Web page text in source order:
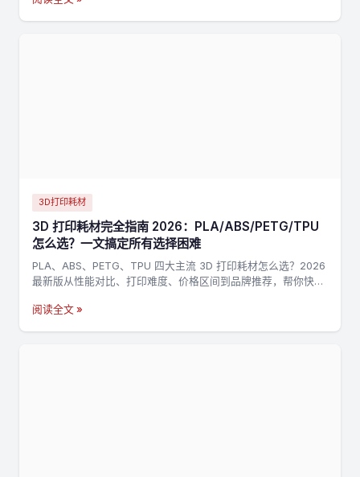
3D打印耗材
3D 打印耗材完全指南 2026：PLA/ABS/PETG/TPU
怎么选？一文搞定所有选择困难
PLA、ABS、PETG、TPU 四大主流 3D 打印耗材怎么选？2026
最新版从性能对比、打印难度、价格区间到品牌推荐，帮你快速
阅读全文 »